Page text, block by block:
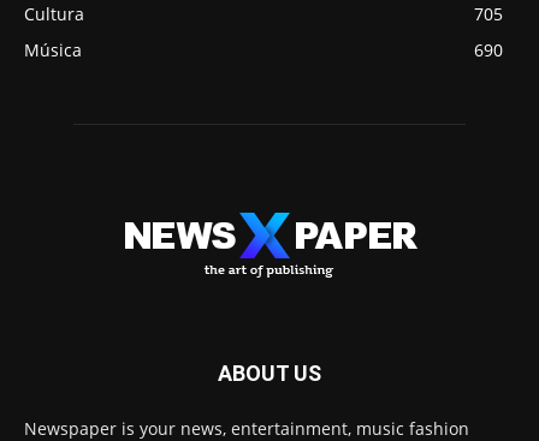
Cultura
705
Música
690
ABOUT US
Newspaper is your news, entertainment, music fashion